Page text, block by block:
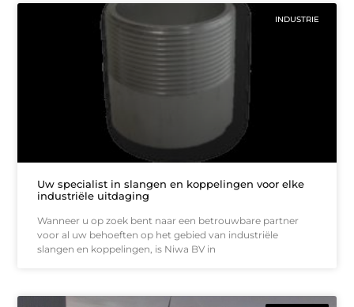
INDUSTRIE
Uw specialist in slangen en koppelingen voor elke
industriële uitdaging
Wanneer u op zoek bent naar een betrouwbare partner
voor al uw behoeften op het gebied van industriële
slangen en koppelingen, is Niwa BV in